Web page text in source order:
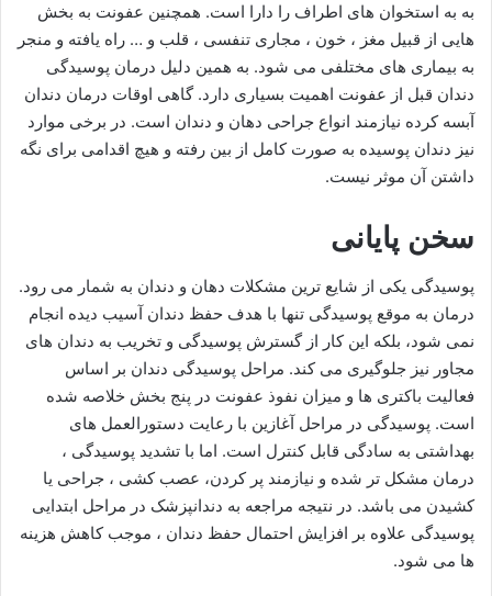
به به استخوان های اطراف را دارا است. همچنین عفونت به بخش
هایی از قبیل مغز ، خون ، مجاری تنفسی ، قلب و … راه یافته و منجر
به بیماری های مختلفی می شود. به همین دلیل درمان پوسیدگی
دندان قبل از عفونت اهمیت بسیاری دارد. گاهی اوقات درمان دندان
آبسه کرده نیازمند انواع جراحی دهان و دندان است. در برخی موارد
نیز دندان پوسیده به صورت کامل از بین رفته و هیچ اقدامی برای نگه
داشتن آن موثر نیست.
سخن پایانی
پوسیدگی یکی از شایع ترین مشکلات دهان و دندان به شمار می رود.
درمان به موقع پوسیدگی تنها با هدف حفظ دندان آسیب دیده انجام
نمی شود، بلکه این کار از گسترش پوسیدگی و تخریب به دندان های
مجاور نیز جلوگیری می کند. مراحل پوسیدگی دندان بر اساس
فعالیت باکتری ها و میزان نفوذ عفونت در پنج بخش خلاصه شده
است. پوسیدگی در مراحل آغازین با رعایت دستورالعمل های
بهداشتی به سادگی قابل کنترل است. اما با تشدید پوسیدگی ،
درمان مشکل تر شده و نیازمند پر کردن، عصب کشی ، جراحی یا
کشیدن می باشد. در نتیجه مراجعه به دندانپزشک در مراحل ابتدایی
پوسیدگی علاوه بر افزایش احتمال حفظ دندان ، موجب کاهش هزینه
ها می شود.